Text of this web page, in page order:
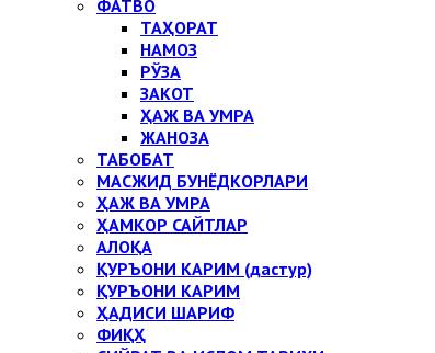
ФАТВО
ТАҲОРАТ
НАМОЗ
РЎЗА
ЗАКОТ
ҲАЖ ВА УМРА
ЖАНОЗА
ТАБОБАТ
МАСЖИД БУНЁДКОРЛАРИ
ҲАЖ ВА УМРА
ҲАМКОР САЙТЛАР
АЛОҚА
ҚУРЪОНИ КАРИМ (дастур)
ҚУРЪОНИ КАРИМ
ҲАДИСИ ШАРИФ
ФИҚҲ